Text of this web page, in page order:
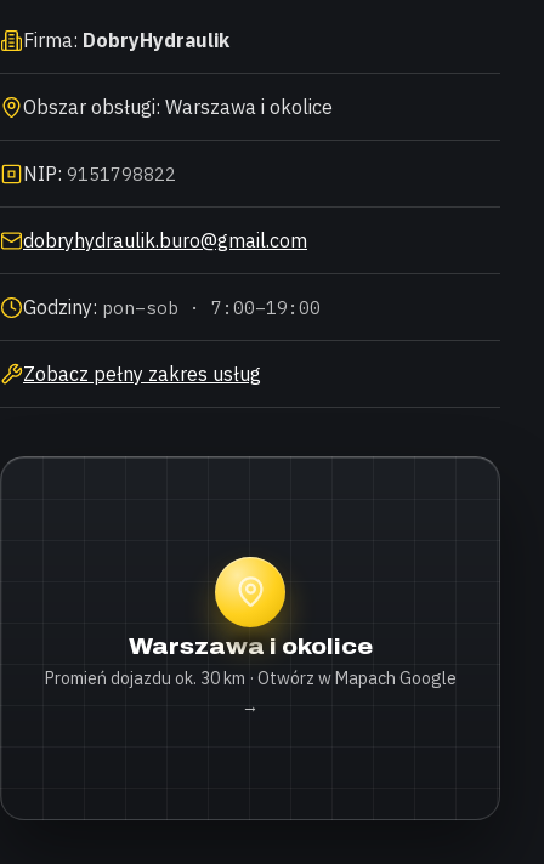
Firma: DobryHydraulik
Obszar obsługi: Warszawa i okolice
NIP: 9151798822
dobryhydraulik.buro@gmail.com
Godziny: pon–sob · 7:00–19:00
Zobacz pełny zakres usług
Warszawa i okolice
Promień dojazdu ok. 30 km · Otwórz w Mapach Google
→